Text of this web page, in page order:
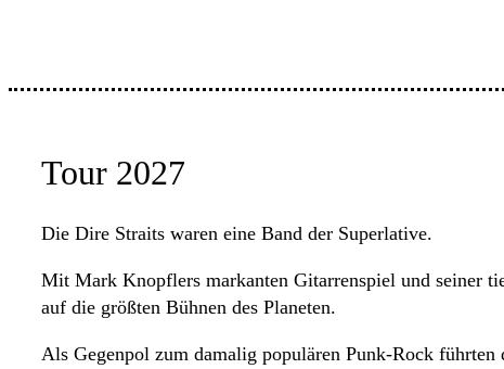
Tour 2027
Die Dire Straits waren eine Band der Superlative.
Mit Mark Knopflers markanten Gitarrenspiel und seiner
auf die größten Bühnen des Planeten.
Als Gegenpol zum damalig populären Punk-Rock